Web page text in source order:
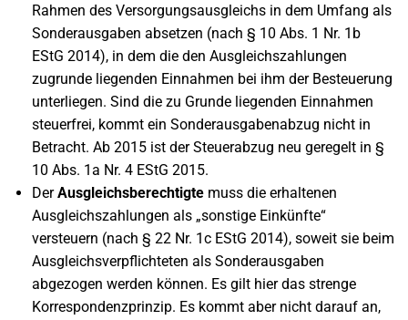
Rahmen des Versorgungsausgleichs in dem Umfang als
Sonderausgaben absetzen (nach § 10 Abs. 1 Nr. 1b
EStG 2014), in dem die den Ausgleichszahlungen
zugrunde liegenden Einnahmen bei ihm der Besteuerung
unterliegen. Sind die zu Grunde liegenden Einnahmen
steuerfrei, kommt ein Sonderausgabenabzug nicht in
Betracht. Ab 2015 ist der Steuerabzug neu geregelt in §
10 Abs. 1a Nr. 4 EStG 2015.
DerAusgleichsberechtigte muss die erhaltenen
Ausgleichszahlungen als „sonstige Einkünfte“
versteuern (nach § 22 Nr. 1c EStG 2014), soweit sie beim
Ausgleichsverpflichteten als Sonderausgaben
abgezogen werden können. Es gilt hier das strenge
Korrespondenzprinzip. Es kommt aber nicht darauf an,